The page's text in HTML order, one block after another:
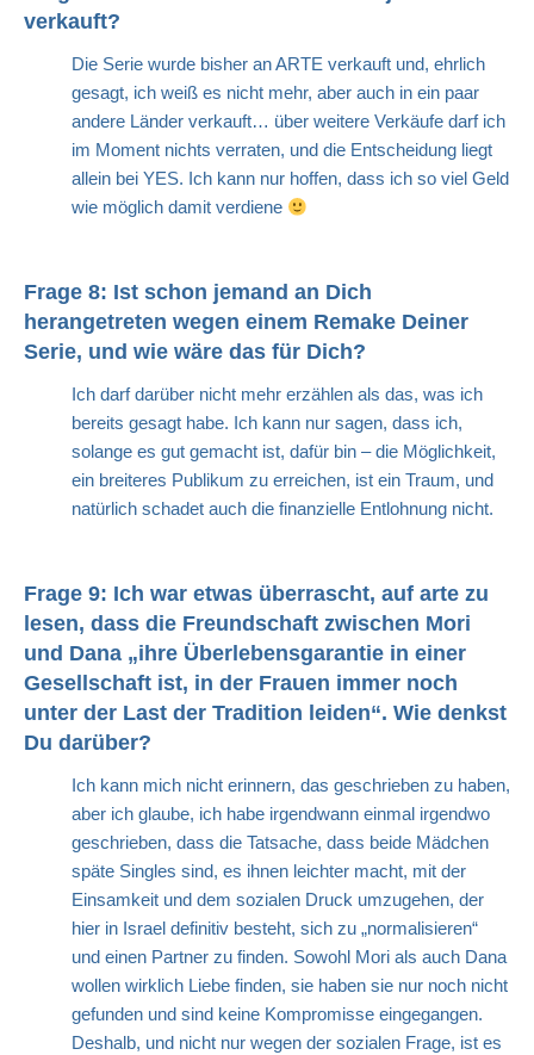
verkauft?
Die Serie wurde bisher an ARTE verkauft und, ehrlich
gesagt, ich weiß es nicht mehr, aber auch in ein paar
andere Länder verkauft… über weitere Verkäufe darf ich
im Moment nichts verraten, und die Entscheidung liegt
allein bei YES. Ich kann nur hoffen, dass ich so viel Geld
wie möglich damit verdiene
Frage 8: Ist schon jemand an Dich
herangetreten wegen einem Remake Deiner
Serie, und wie wäre das für Dich?
Ich darf darüber nicht mehr erzählen als das, was ich
bereits gesagt habe. Ich kann nur sagen, dass ich,
solange es gut gemacht ist, dafür bin – die Möglichkeit,
ein breiteres Publikum zu erreichen, ist ein Traum, und
natürlich schadet auch die finanzielle Entlohnung nicht.
Frage 9: Ich war etwas überrascht, auf arte zu
lesen, dass die Freundschaft zwischen Mori
und Dana „ihre Überlebensgarantie in einer
Gesellschaft ist, in der Frauen immer noch
unter der Last der Tradition leiden“. Wie denkst
Du darüber?
Ich kann mich nicht erinnern, das geschrieben zu haben,
aber ich glaube, ich habe irgendwann einmal irgendwo
geschrieben, dass die Tatsache, dass beide Mädchen
späte Singles sind, es ihnen leichter macht, mit der
Einsamkeit und dem sozialen Druck umzugehen, der
hier in Israel definitiv besteht, sich zu „normalisieren“
und einen Partner zu finden. Sowohl Mori als auch Dana
wollen wirklich Liebe finden, sie haben sie nur noch nicht
gefunden und sind keine Kompromisse eingegangen.
Deshalb, und nicht nur wegen der sozialen Frage, ist es